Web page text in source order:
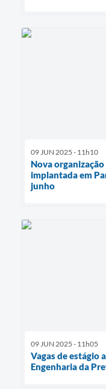
09 JUN 2025 - 11h10
Nova
implantada em
junho
09 JUN 2025 - 11h05
Vagas de estágio
Engenharia da